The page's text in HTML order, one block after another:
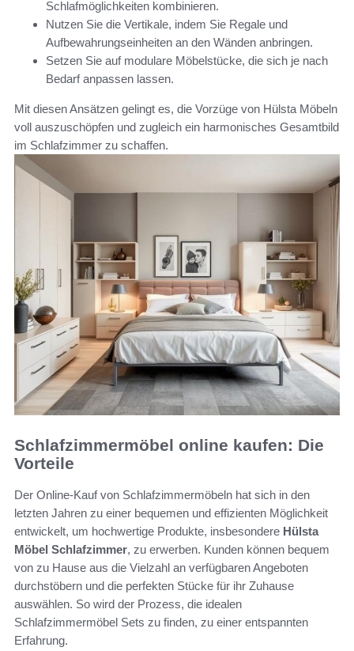
Schlafmöglichkeiten kombinieren.
Nutzen Sie die Vertikale, indem Sie Regale und
Aufbewahrungseinheiten an den Wänden anbringen.
Setzen Sie auf modulare Möbelstücke, die sich je nach
Bedarf anpassen lassen.
Mit diesen Ansätzen gelingt es, die Vorzüge von Hülsta Möbeln
voll auszuschöpfen und zugleich ein harmonisches Gesamtbild
im Schlafzimmer zu schaffen.
Schlafzimmermöbel online kaufen: Die
Vorteile
Der Online-Kauf von Schlafzimmermöbeln hat sich in den
letzten Jahren zu einer bequemen und effizienten Möglichkeit
entwickelt, um hochwertige Produkte, insbesondere Hülsta
Möbel Schlafzimmer, zu erwerben. Kunden können bequem
von zu Hause aus die Vielzahl an verfügbaren Angeboten
durchstöbern und die perfekten Stücke für ihr Zuhause
auswählen. So wird der Prozess, die idealen
Schlafzimmermöbel Sets zu finden, zu einer entspannten
Erfahrung.